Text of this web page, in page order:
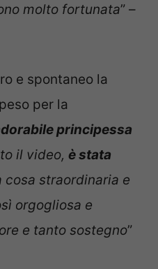
molto fortunata” –
e spontaneo la
per la
principessa
il video, è stata
cosa straordinaria e
orgogliosa e
e tanto sostegno”